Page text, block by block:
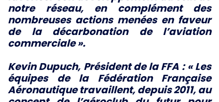
notre réseau, en complément des
nombreuses actions menées en faveur
de la décarbonation de l’aviation
commerciale».
Kevin Dupuch, Président de la FFA :« Les
équipes de la Fédération Française
Aéronautique travaillent, depuis 2011, au